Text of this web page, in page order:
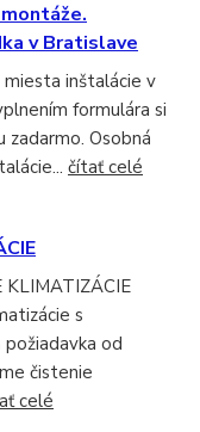
v Bratislave
inštalácie v
formulára si
zadarmo. Osobná
čítať celé
KLIMATIZÁCIE
s
od
čistenie
celé